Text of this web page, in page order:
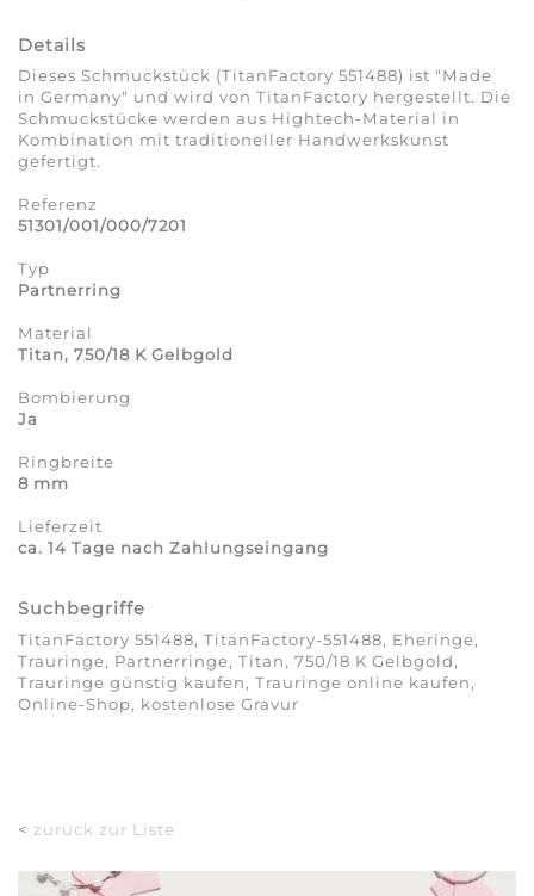
Details
Dieses Schmuckstück (TitanFactory 551488) ist "Made
in Germany" und wird von TitanFactory hergestellt. Die
Schmuckstücke werden aus Hightech-Material in
Kombination mit traditioneller Handwerkskunst
gefertigt.
Referenz
51301/001/000/7201
Typ
Partnerring
Material
Titan, 750/18 K Gelbgold
Bombierung
Ja
Ringbreite
8 mm
Lieferzeit
ca. 14 Tage nach Zahlungseingang
Suchbegriffe
TitanFactory 551488, TitanFactory-551488, Eheringe,
Trauringe, Partnerringe, Titan, 750/18 K Gelbgold,
Trauringe günstig kaufen, Trauringe online kaufen,
Online-Shop, kostenlose Gravur
< zurück zur Liste